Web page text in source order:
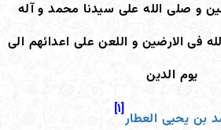
و صلی الله علی سیدنا محمد و آله
فی الارضین و اللعن علی اعدائهم الی
یوم الدین
بن یحیی العطار
[۱]